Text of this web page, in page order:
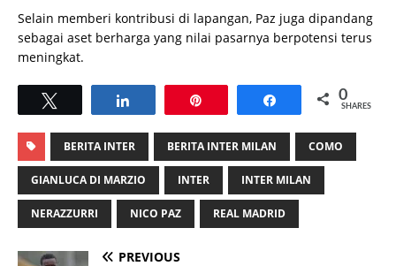
Selain memberi kontribusi di lapangan, Paz juga dipandang
sebagai aset berharga yang nilai pasarnya berpotensi terus
meningkat.
Share 0
SHARES
BERITA INTER BERITA INTER MILAN COMO
GIANLUCA DI MARZIO INTER INTER MILAN
NERAZZURRI NICO PAZ REAL MADRID
PREVIOUS